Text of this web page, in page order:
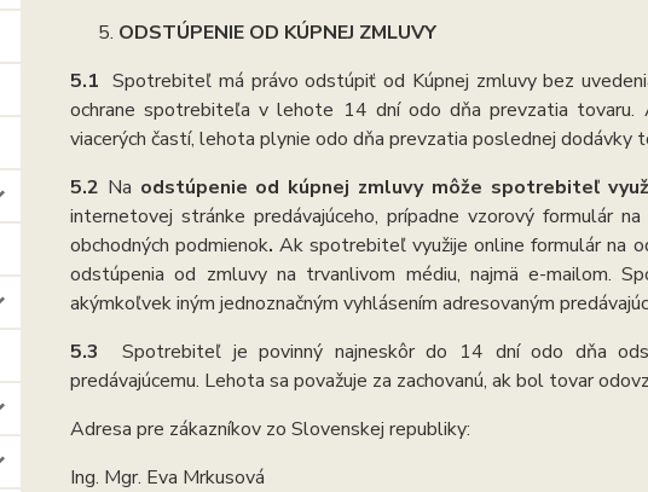
ODSTÚPENIE OD KÚPNEJ ZMLUVY
5.1Spotrebiteľ má právo odstúpiť od Kúpnej zmluvy bez
ochrane spotrebiteľa v lehote 14 dní odo dňa prevzatia
viacerých častí, lehota plynie odo dňa prevzatia poslednej dodávky
5.2 Na odstúpenie od kúpnej zmluvy môže spotrebiteľ
internetovej stránke predávajúceho, prípadne vzorový formulár
obchodných podmienok.Ak spotrebiteľ využije online formulár na
odstúpenia od zmluvy na trvanlivom médiu, najmä e-mailom.
akýmkoľvek iným jednoznačným vyhlásením adresovaným
5.3Spotrebiteľ je povinný najneskôr do 14 dní odo dňa
predávajúcemu. Lehota sa považuje za zachovanú, ak bol tovar
Adresa pre zákazníkov zo Slovenskej republiky:
Ing. Mgr. Eva Mrkusová